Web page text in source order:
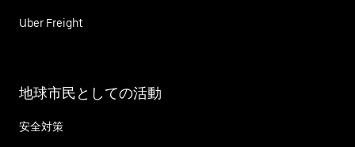
Uber Freight
地球市民としての活動
安全対策